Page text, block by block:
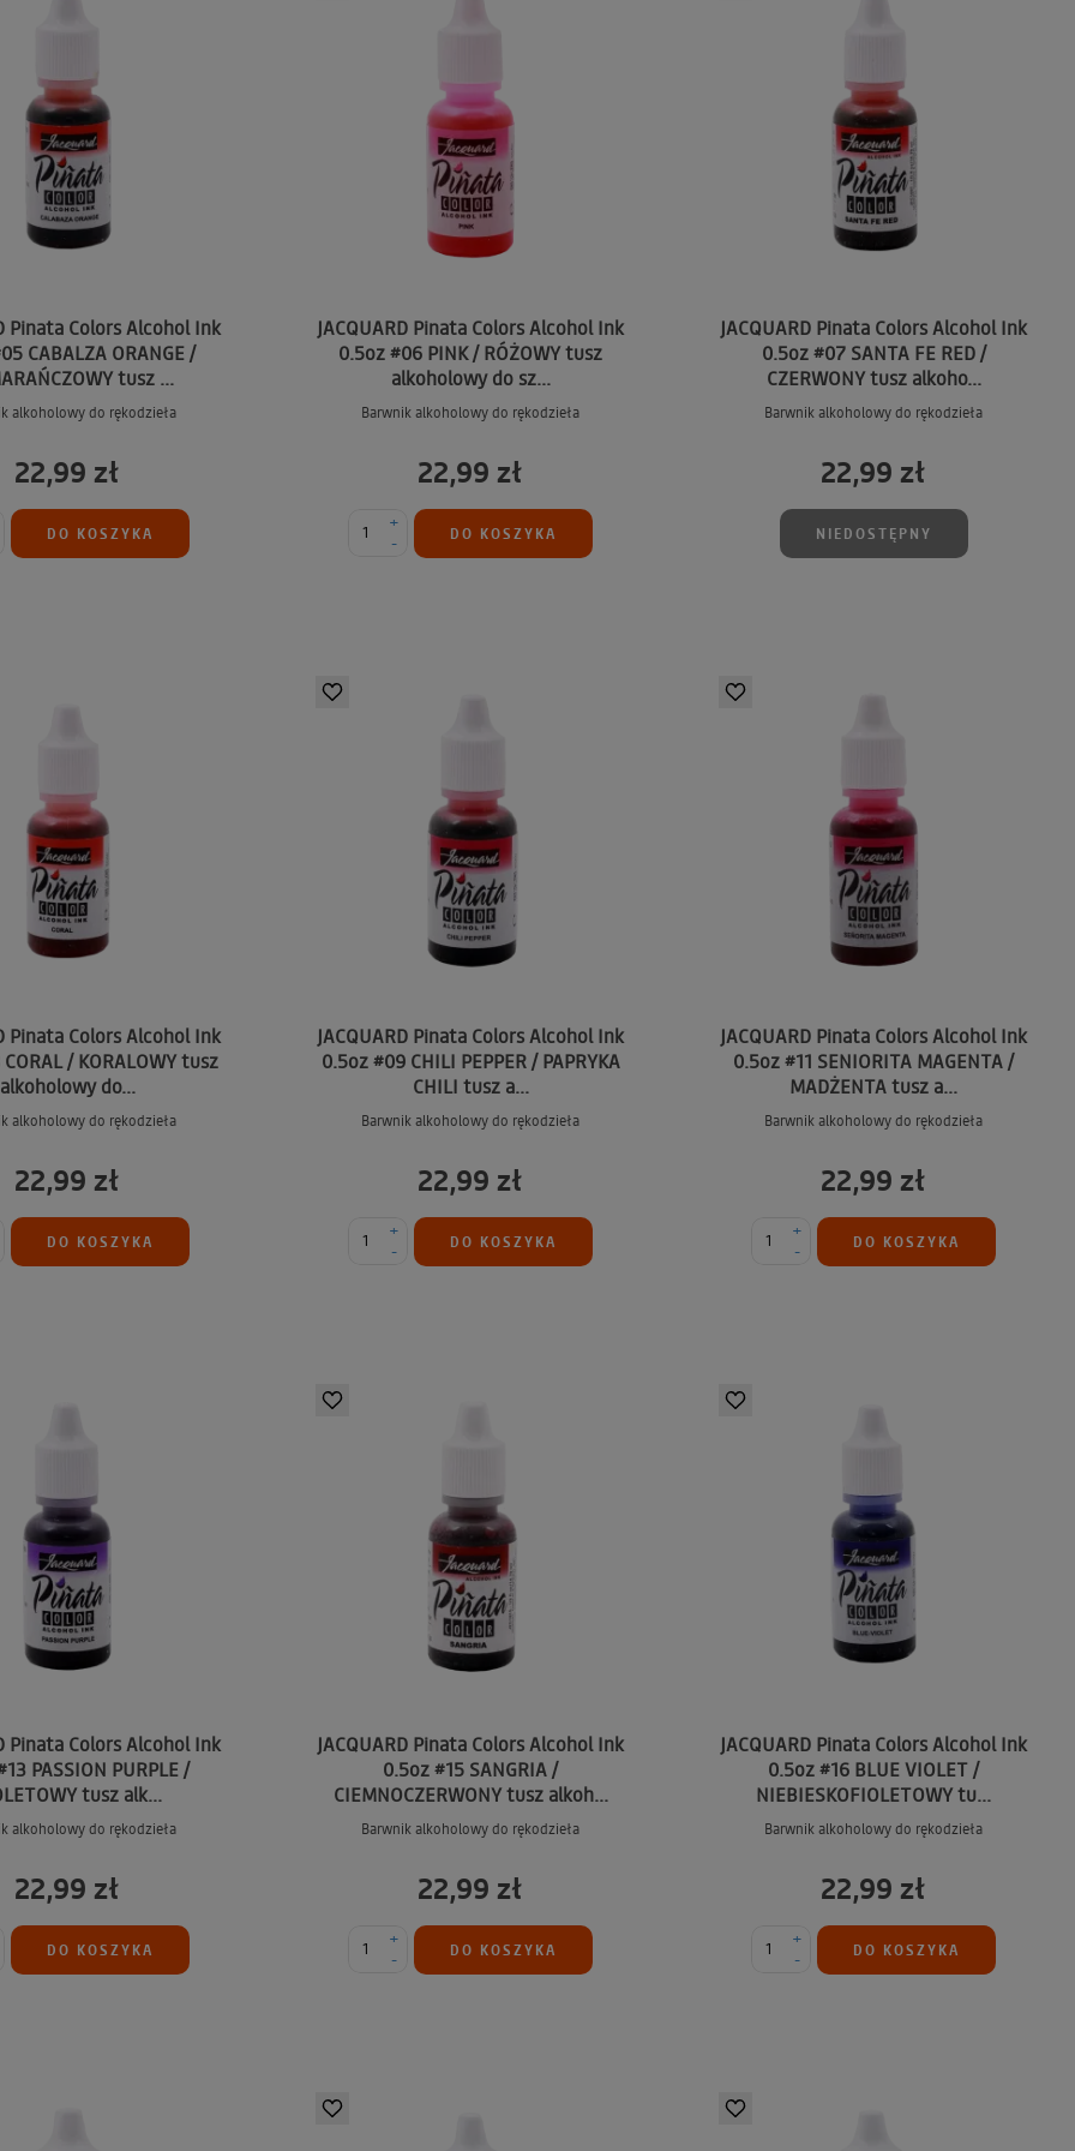
Pinata Colors Alcohol Ink
CABALZA ORANGE /
tusz ...
alkoholowy do rękodzieła
22,99 zł
DO KOSZYKA
JACQUARD Pinata Colors Alcohol Ink
0.5oz #06 PINK / RÓŻOWY tusz
alkoholowy do sz...
Barwnik alkoholowy do rękodzieła
22,99 zł
-
+
DO KOSZYKA
JACQUARD Pinata Colors Alcohol Ink
0.5oz #07 SANTA FE RED /
CZERWONY tusz alkoho...
Barwnik alkoholowy do rękodzieła
22,99 zł
NIEDOSTĘPNY
Pinata Colors Alcohol Ink
/ KORALOWY tusz
alkoholowy do...
alkoholowy do rękodzieła
22,99 zł
DO KOSZYKA
JACQUARD Pinata Colors Alcohol Ink
0.5oz #09 CHILI PEPPER / PAPRYKA
CHILI tusz a...
Barwnik alkoholowy do rękodzieła
22,99 zł
-
+
DO KOSZYKA
JACQUARD Pinata Colors Alcohol Ink
0.5oz #11 SENIORITA MAGENTA /
MADŻENTA tusz a...
Barwnik alkoholowy do rękodzieła
22,99 zł
-
+
DO KOSZYKA
Pinata Colors Alcohol Ink
PASSION PURPLE /
tusz alk...
alkoholowy do rękodzieła
22,99 zł
DO KOSZYKA
JACQUARD Pinata Colors Alcohol Ink
0.5oz #15 SANGRIA /
CIEMNOCZERWONY tusz alkoh...
Barwnik alkoholowy do rękodzieła
22,99 zł
-
+
DO KOSZYKA
JACQUARD Pinata Colors Alcohol Ink
0.5oz #16 BLUE VIOLET /
NIEBIESKOFIOLETOWY tu...
Barwnik alkoholowy do rękodzieła
22,99 zł
-
+
DO KOSZYKA